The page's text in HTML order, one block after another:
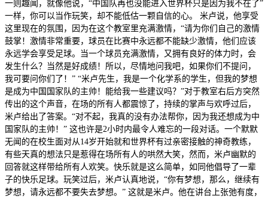
一则趣闻，就像他说，“中国队再也没能进入世界杯只是因为我不在了”
一样，你可以当作玩笑，却不能低估一颗自信的心。 米卢说，他享受
这里现在的氛围，因为在这个教室里充满激情，“请为你们自己的激情
鼓掌！激情非常重要，球员在比赛中永远都不能缺少激情，他们应该
永远学会享受足球。当一个球员充满激情，又拥有良好的体力时，会
发生什么？当然是好成绩！所以，尽情地问我吧，如果你们不提问，
我可要问你们了！” “米卢先生，我是一个化学系的学生，但我的梦想
是成为中国国家队的主帅！能给我一些建议吗？”对于教室右后方突然
传出的这个声音，在场的所有人都震惊了，持续的掌声与欢呼过后，
米卢给出了答案。“对不起，我真的没有办法帮你，因为我还想成为中
国家队的主帅！” 这也许是2小时内最令人难忘的一段对话。一个默默
无闻的在校生面对从14岁开始就和世界杯有过亲密接触的神奇教练，
有些天真的想法只是惹得在场所有人的哄然大笑，然而，米卢幽默的
回答就这样带给所有人欢笑。快乐就是这么简单，如同他倡导了一辈
子的快乐足球。玩笑过后，米卢认真地说，“你有梦想，那么，继续有
梦想，请永远都不要失去梦想。” 这就是米卢。他在讲台上张弛有度，